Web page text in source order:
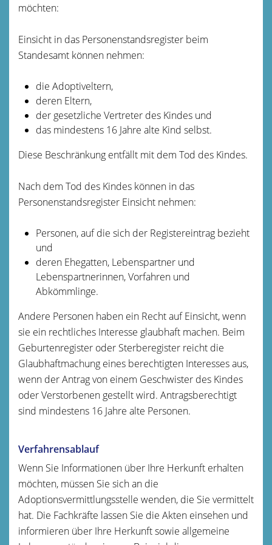
möchten:
Einsicht in das Personenstandsregister beim
Standesamt können nehmen:
die Adoptiveltern,
deren Eltern,
der gesetzliche Vertreter des Kindes und
das mindestens 16 Jahre alte Kind selbst.
Diese Beschränkung entfällt mit dem Tod des Kindes.
Nach dem Tod des Kindes können in das
Personenstandsregister Einsicht nehmen:
Personen, auf die sich der Registereintrag bezieht
und
deren Ehegatten, Lebenspartner und
Lebenspartnerinnen, Vorfahren und
Abkömmlinge.
Andere Personen haben ein Recht auf Einsicht, wenn
sie ein rechtliches Interesse glaubhaft machen. Beim
Geburtenregister oder Sterberegister reicht die
Glaubhaftmachung eines berechtigten Interesses aus,
wenn der Antrag von einem Geschwister des Kindes
oder Verstorbenen gestellt wird. Antragsberechtigt
sind mindestens 16 Jahre alte Personen.
Verfahrensablauf
Wenn Sie Informationen über Ihre Herkunft erhalten
möchten, müssen Sie sich an die
Adoptionsvermittlungsstelle wenden, die Sie vermittelt
hat. Die Fachkräfte lassen Sie die Akten einsehen und
informieren über Ihre Herkunft sowie allgemeine